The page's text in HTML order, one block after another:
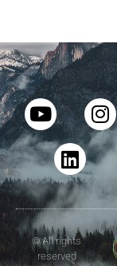
© All rights
reserved